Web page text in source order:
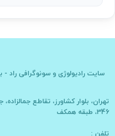
سایت رادیولوژی و سونوگرافی راد -
تهران، بلوار کشاورز، تقاطع
346، طبقه همکف
تلفن :